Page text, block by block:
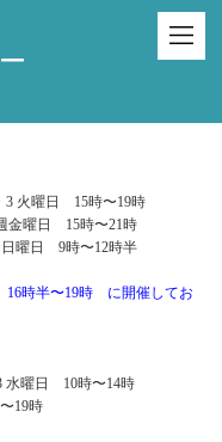
火曜日 15時〜19時
曜日 15時〜21時
曜日 9時〜12時半
16時半〜19時 に開催してお
曜日 10時〜14時
19時